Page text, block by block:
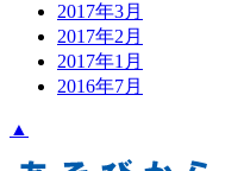
2017年3月
2017年2月
2017年1月
2016年7月
▲